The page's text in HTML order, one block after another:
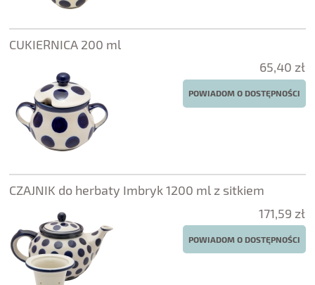
CUKIERNICA 200 ml
65,40 zł
POWIADOM O DOSTĘPNOŚCI
CZAJNIK do herbaty Imbryk 1200 ml z sitkiem
171,59 zł
POWIADOM O DOSTĘPNOŚCI